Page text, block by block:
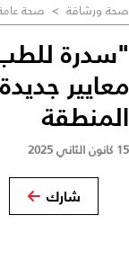
صحة ورشاقة > صحة
"سدرة
معايير
المنطقة
15 كانون الثاني 2025
شارك